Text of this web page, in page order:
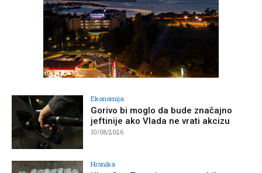
Ekonomija
Gorivo bi moglo da bude značajno
jeftinije ako Vlada ne vrati akcizu
10/08/2026
Hronika